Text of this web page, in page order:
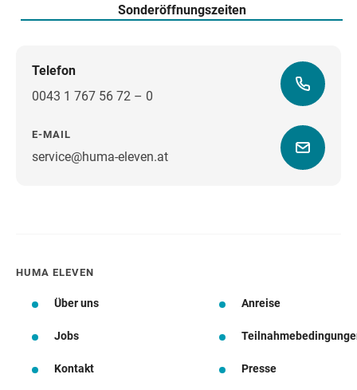
Sonderöffnungszeiten
Telefon
0043 1 767 56 72 – 0
E-MAIL
service@huma-eleven.atWegbeschreibung
HUMA ELEVEN
Über uns Anreise
Jobs
Kontakt Presse